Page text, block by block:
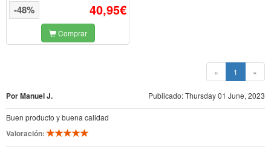
40,95€
-48%
Comprar
« 1 (current)
»
Por Manuel J. Publicado: Thursday 01 June, 2023
Buen producto y buena calidad
Valoración: